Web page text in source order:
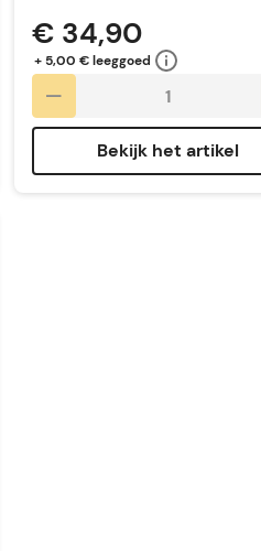
€ 34,90
+ 5,00 € leeggoed
Bekijk het artikel